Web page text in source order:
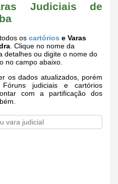
Judiciais de
os cartórios e Varas
. Clique no nome da
detalhes ou digite o nome do
no campo abaixo.
os dados atualizados, porém
judiciais e cartórios
com a partificação dos